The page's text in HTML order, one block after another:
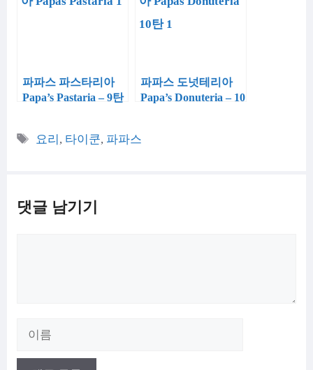
파파스 파스타리아
Papa’s Pastaria – 9탄
파파스 도넛테리아
Papa’s Donuteria – 10
태
요리 , 타이쿤, 파파스
댓글 남기기